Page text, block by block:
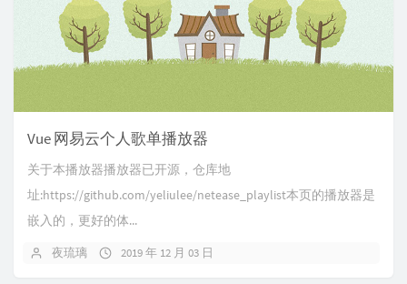
Vue 网易云个人歌单播放器
关于本播放器播放器已开源，仓库地
址:https://github.com/yeliulee/netease_playlist本页的播放器是
嵌入的，更好的体...
夜琉璃 2019 年 12 月 03 日